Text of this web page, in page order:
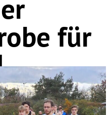
für